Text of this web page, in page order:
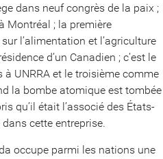
dans neuf congrès de la paix ;
Montréal ; la première
l’alimentation et l’agriculture
d’un Canadien ; c’est le
UNRRA et le troisième comme
la bombe atomique est tombée
qu’il était l’associé des États-
cette entreprise.
occupe parmi les nations une